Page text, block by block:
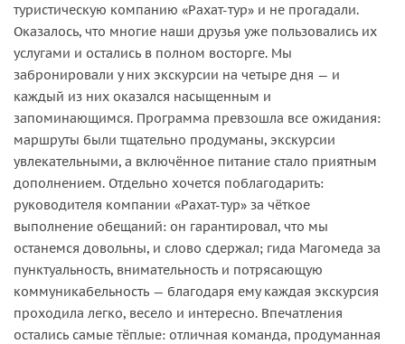
туристическую компанию «Рахат-тур» и не прогадали.
Оказалось, что многие наши друзья уже пользовались их
услугами и остались в полном восторге. Мы
забронировали у них экскурсии на четыре дня — и
каждый из них оказался насыщенным и
запоминающимся. Программа превзошла все ожидания:
маршруты были тщательно продуманы, экскурсии
увлекательными, а включённое питание стало приятным
дополнением. Отдельно хочется поблагодарить:
руководителя компании «Рахат-тур» за чёткое
выполнение обещаний: он гарантировал, что мы
останемся довольны, и слово сдержал; гида Магомеда за
пунктуальность, внимательность и потрясающую
коммуникабельность — благодаря ему каждая экскурсия
проходила легко, весело и интересно. Впечатления
остались самые тёплые: отличная команда, продуманная